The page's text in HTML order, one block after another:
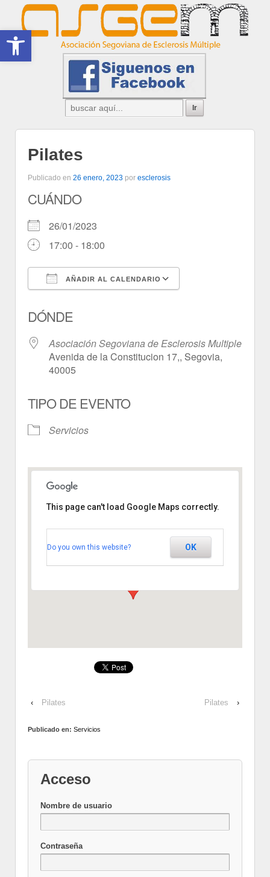
Abrir barra de herramientas
Pilates
Publicado en 26 enero, 2023 por esclerosis
CUÁNDO
26/01/2023
17:00 - 18:00
AÑADIR AL CALENDARIO
DÓNDE
Asociación Segoviana de Esclerosis Multiple
Avenida de la Constitucion 17,, Segovia,
40005
TIPO DE EVENTO
Servicios
Esclerosis Multiple
Avenida de la Constitucion 17, -
Segovia
This page can't load Google Maps correctly.
Do you own this website? OK
‹ Pilates Pilates ›
Publicado en: Servicios
Acceso
Nombre de usuario
Contraseña